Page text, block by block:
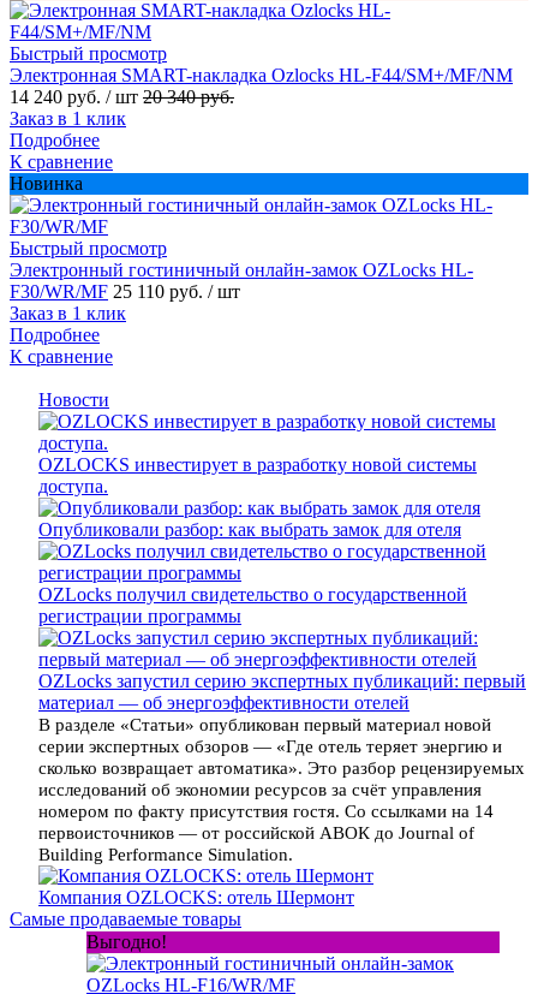
Быстрый просмотр
Электронная SMART-накладка Ozlocks HL-F44/SM+/MF/NM
14 240 руб. / шт 20 340 руб.
Заказ в 1 клик
Подробнее
К сравнение
Новинка
Быстрый просмотр
Электронный гостиничный онлайн-замок OZLocks HL-
F30/WR/MF 25 110 руб. / шт
Заказ в 1 клик
Подробнее
К сравнение
Новости
OZLOCKS инвестирует в разработку новой системы
доступа.
Опубликовали разбор: как выбрать замок для отеля
OZLocks получил свидетельство о государственной
регистрации программы
OZLocks запустил серию экспертных публикаций: первый
материал — об энергоэффективности отелей
В разделе «Статьи» опубликован первый материал новой
серии экспертных обзоров — «Где отель теряет энергию и
сколько возвращает автоматика». Это разбор рецензируемых
исследований об экономии ресурсов за счёт управления
номером по факту присутствия гостя. Со ссылками на 14
первоисточников — от российской АВОК до Journal of
Building Performance Simulation.
Компания OZLOCKS: отель Шермонт
Самые продаваемые товары
Выгодно!